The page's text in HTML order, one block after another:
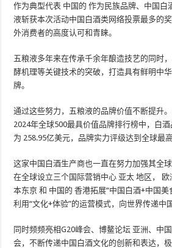
作为典型代表 中国的 作为民族品牌、中国白
液斩获本次活动中国白酒类网络投票最多的
外消费者的高度认可和青睐。
五粮液多年来在传承千余年酿造技艺的同时
酵机理等关键技术的突破，打造具有鲜明中
牌。
通过这些努力，五粮液的品牌价值不断提升
2024年全球500最具价值品牌排行榜中，白
为 258.95亿美元，品牌实力评级达到全球最高
这家中国白酒生产商也一直在努力加强其全
在全球设立三个国际营销中心 亚太 地区， 欧
本东京 和 中国的 香港拓展“中国白酒+中国
利用“文化+体验”的运营模式，向世界传递中
同时频频亮相G20峰会、博鳌论坛 亚洲、中
会，不断传递中国白酒文化的创新和表达，